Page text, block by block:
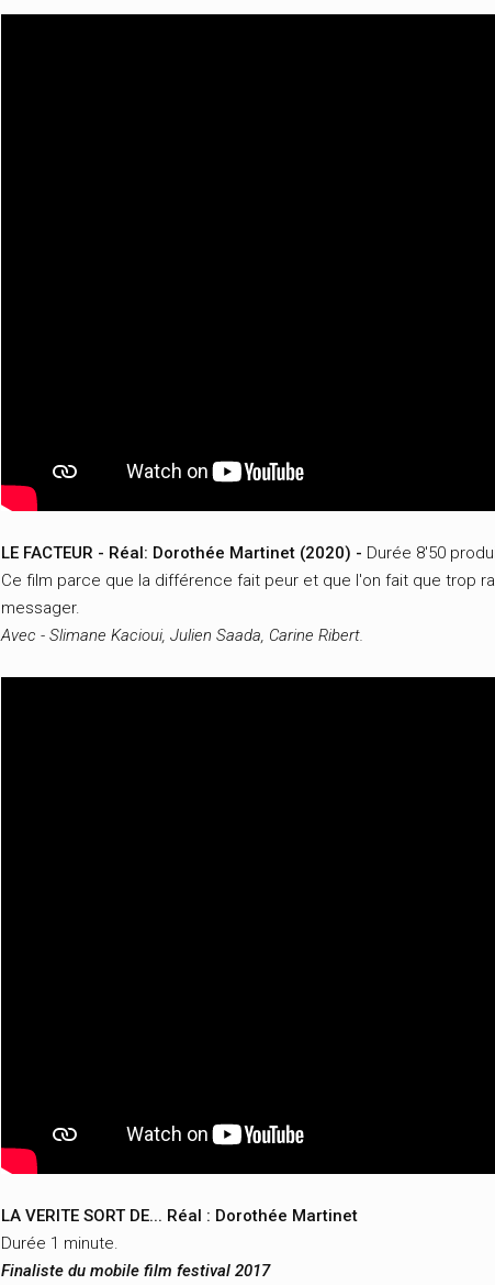
LE FACTEUR - Réal: Dorothée Martinet (2020) - Durée 8'50
Ce film parce que la différence fait peur et que l'on fait que trop
messager.
Avec - Slimane Kacioui, Julien Saada, Carine Ribert.
LA VERITE SORT DE... Réal : Dorothée Martinet
Durée 1 minute.
Finaliste du mobile film festival 2017